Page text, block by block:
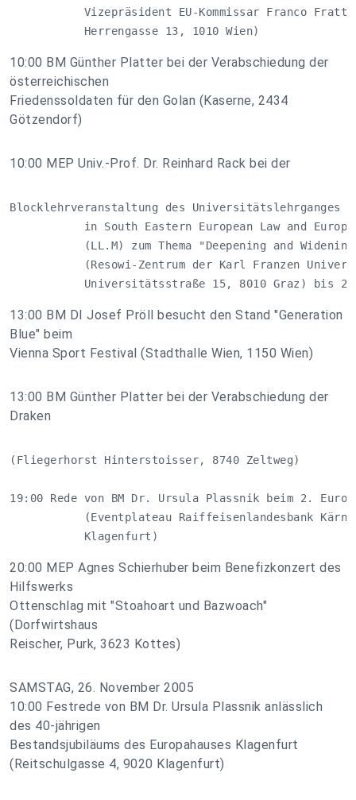
Vizepräsident EU-Kommissar Franco
           Herrengasse 13, 1010 Wien)
10:00 BM Günther Platter bei der Verabschiedung der
österreichischen
Friedenssoldaten für den Golan (Kaserne, 2434
Götzendorf)
10:00 MEP Univ.-Prof. Dr. Reinhard Rack bei der
Blocklehrveranstaltung des Universitätslehrganges
in South Eastern European Law and
(LL.M) zum Thema "Deepening and
(Resowi-Zentrum der Karl Franzen
Universitätsstraße 15, 8010 Graz) bis
13:00 BM DI Josef Pröll besucht den Stand "Generation
Blue" beim
Vienna Sport Festival (Stadthalle Wien, 1150 Wien)
13:00 BM Günther Platter bei der Verabschiedung der
Draken
(Fliegerhorst Hinterstoisser, 8740 Zeltweg)
19:00 Rede von BM Dr. Ursula Plassnik beim 2.
(Eventplateau Raiffeisenlandesbank
           Klagenfurt)
20:00 MEP Agnes Schierhuber beim Benefizkonzert des
Hilfswerks
Ottenschlag mit "Stoahoart und Bazwoach"
(Dorfwirtshaus
Reischer, Purk, 3623 Kottes)
SAMSTAG, 26. November 2005
10:00 Festrede von BM Dr. Ursula Plassnik anlässlich
des 40-jährigen
Bestandsjubiläums des Europahauses Klagenfurt
(Reitschulgasse 4, 9020 Klagenfurt)